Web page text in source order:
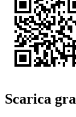
Scarica